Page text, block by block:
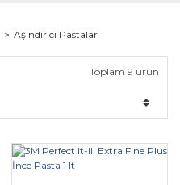
Aşındırıcı Pastalar
Toplam 9 ürün